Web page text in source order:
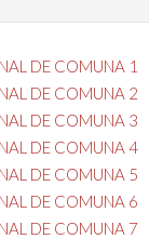
DE COMUNA 1
DE COMUNA 2
DE COMUNA 3
DE COMUNA 4
DE COMUNA 5
DE COMUNA 6
DE COMUNA 7